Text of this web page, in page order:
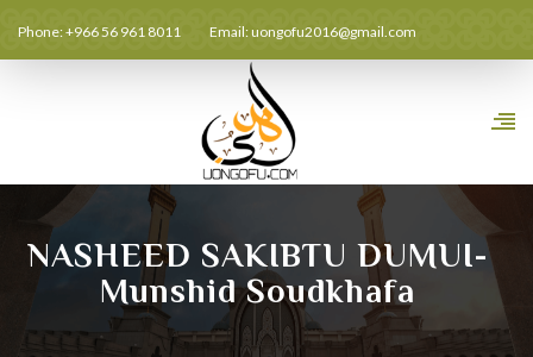
Phone: +966 56 961 8011 Email:uongofu2016@gmail.com
NASHEED SAKIBTU DUMUI-
Munshid Soudkhafa